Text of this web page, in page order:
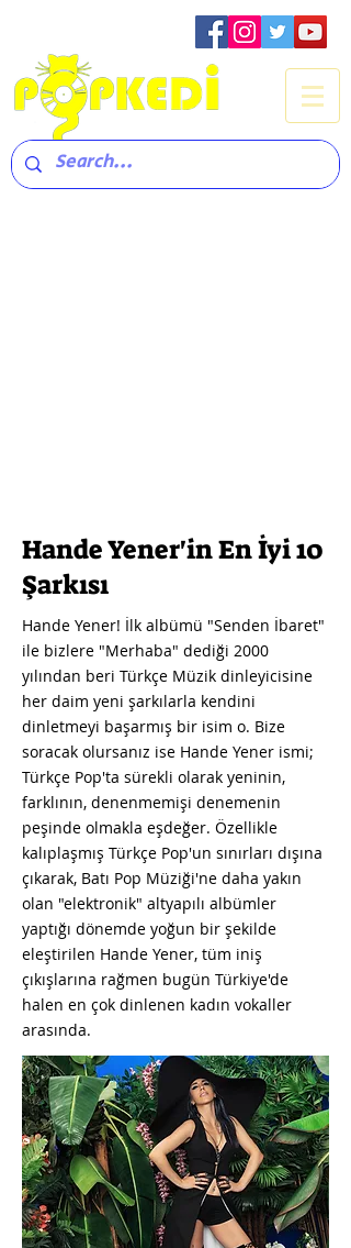
Hande Yener'in En İyi 10
Şarkısı
Hande Yener! İlk albümü "Senden İbaret"
ile bizlere "Merhaba" dediği 2000
yılından beri Türkçe Müzik dinleyicisine
her daim yeni şarkılarla kendini
dinletmeyi başarmış bir isim o. Bize
soracak olursanız ise Hande Yener ismi;
Türkçe Pop'ta sürekli olarak yeninin,
farklının, denenmemişi denemenin
peşinde olmakla eşdeğer. Özellikle
kalıplaşmış Türkçe Pop'un sınırları dışına
çıkarak, Batı Pop Müziği'ne daha yakın
olan "elektronik" altyapılı albümler
yaptığı dönemde yoğun bir şekilde
eleştirilen Hande Yener, tüm iniş
çıkışlarına rağmen bugün Türkiye'de
halen en çok dinlenen kadın vokaller
arasında.